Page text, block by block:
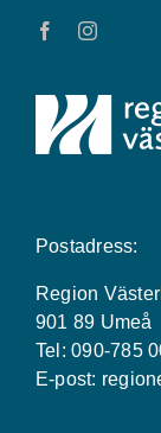
Postadress:
Region
901 89 Umeå
Tel: 090-785
E-post: